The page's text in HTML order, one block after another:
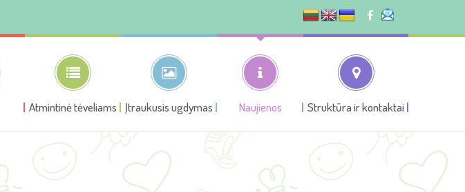
Atmintinė tėveliams Įtraukusis ugdymas Naujienos Struktūra ir kontaktai